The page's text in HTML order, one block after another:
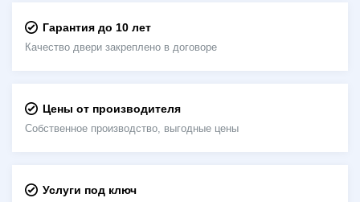
Гарантия до 10 лет
Качество двери закреплено в договоре
Цены от производителя
Собственное производство, выгодные цены
Услуги под ключ